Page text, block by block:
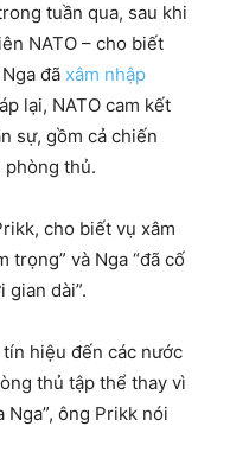
tuần qua, sau khi
NATO – cho biết
đã xâm nhập
lại, NATO cam kết
sự, gồm cả chiến
phòng thủ.
cho biết vụ xâm
trọng” và Nga “đã cố
gian dài”.
hiệu đến các nước
thủ tập thể thay vì
ông Prikk nói